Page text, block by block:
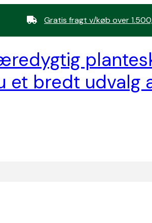
Gratis fragt v/køb over
et bredt udvalg